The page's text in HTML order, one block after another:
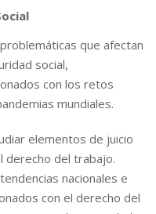
que afectan
social,
con los retos
mundiales.
elementos de juicio
derecho del trabajo.
nacionales e
con el derecho del